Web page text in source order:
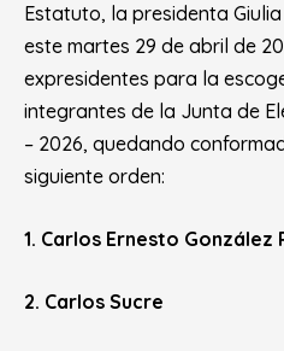
Estatuto, la presidenta
este martes 29 de abril de
expresidentes para la
integrantes de la Junta de
– 2026, quedando
siguiente orden:
1. Carlos Ernesto González
2. Carlos Sucre